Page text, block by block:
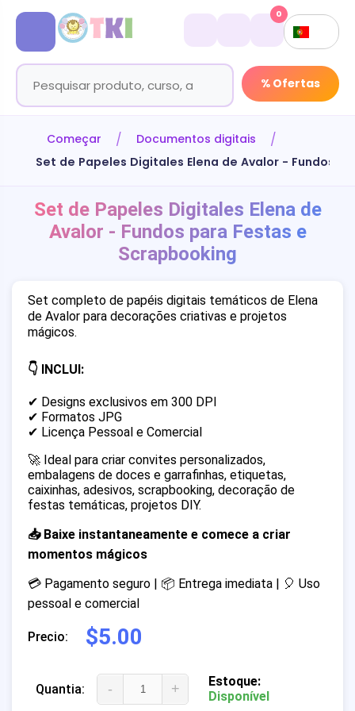
% Ofertas
0
Começar
Documentos digitais
Set de Papeles Digitales Elena de Avalor - Fundos
Set de Papeles Digitales Elena de
Avalor - Fundos para Festas e
Scrapbooking
Set completo de papéis digitais temáticos de Elena
de Avalor para decorações criativas e projetos
mágicos.
👇 INCLUI:
✔ Designs exclusivos em 300 DPI
✔ Formatos JPG
✔ Licença Pessoal e Comercial
🚀 Ideal para criar convites personalizados,
embalagens de doces e garrafinhas, etiquetas,
caixinhas, adesivos, scrapbooking, decoração de
festas temáticas, projetos DIY.
📥 Baixe instantaneamente e comece a criar
momentos mágicos
💳 Pagamento seguro | 📦 Entrega imediata | 🎈 Uso
pessoal e comercial
Precio: $5.00
Quantia: - +
Estoque:
Disponível